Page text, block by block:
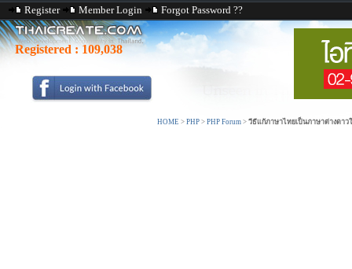
Register Member Login Forgot Password ??
Registered : 109,038
HOME > PHP > PHP Forum > วีธีแก้ภาษาไทยเป็นภาษาต่างดาวใ